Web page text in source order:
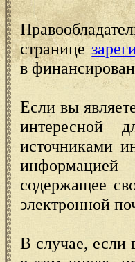
странице
в
Если вы
интересной
источниками
содержащее
электронной
В случае, если